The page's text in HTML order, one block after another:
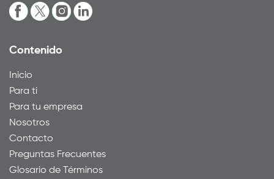
Contenido
Inicio
Para ti
Para tu empresa
Nosotros
Contacto
Preguntas Frecuentes
Glosario de Términos